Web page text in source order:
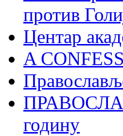
против
Центар
A
годину